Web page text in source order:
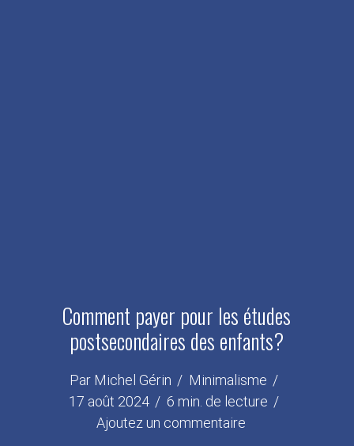
Comment payer pour les études
postsecondaires des enfants?
Par Michel Gérin
Minimalisme
17 août 2024
6 min. de lecture
Ajoutez un commentaire